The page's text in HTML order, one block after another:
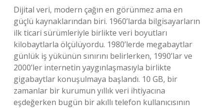
Dijital veri, modern çağın en görünmez ama en
güçlü kaynaklarından biri. 1960’larda bilgisayarların
ilk ticari sürümleriyle birlikte veri boyutları
kilobaytlarla ölçülüyordu. 1980’lerde megabaytlar
günlük iş yükünün sınırını belirlerken, 1990’lar ve
2000’ler internetin yaygınlaşmasıyla birlikte
gigabaytlar konuşulmaya başlandı. 10 GB, bir
zamanlar bir kurumun yıllık veri ihtiyacına
eşdeğerken bugün bir akıllı telefon kullanıcısının